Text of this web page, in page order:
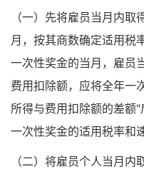
（一）先将雇员当月内
月，按其商数确定适用税
一次性奖金的当月，雇员
费用扣除额，应将全年一
所得与费用扣除额的差额
一次性奖金的适用税率和
（二）将雇员个人当月